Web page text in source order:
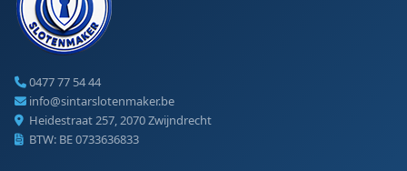
0477 77 54 44
info@sintarslotenmaker.be
Heidestraat 257, 2070 Zwijndrecht
BTW: BE 0733636833